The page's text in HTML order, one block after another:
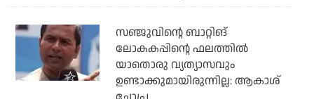
സഞ്ജുവിന്റെ ബാറ്റിങ്
ലോകകപ്പിന്റെ ഫലത്തില്‍
യാതൊരു വ്യത്യാസവും
ഉണ്ടാക്കുമായിരുന്നില്ല: ആകാശ്